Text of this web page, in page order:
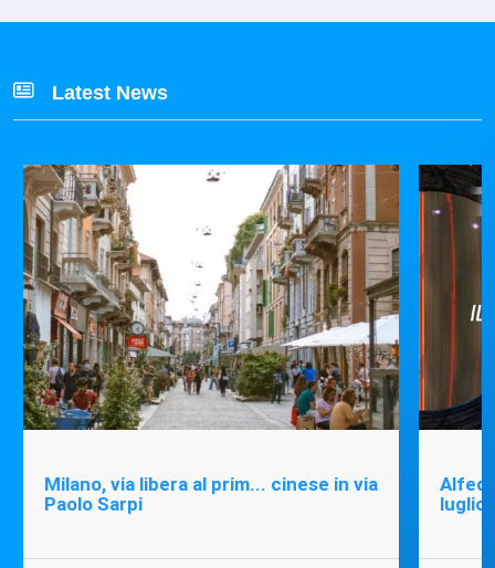
Latest News
Milano, via libera al prim... cinese in via
Paolo Sarpi
luglio